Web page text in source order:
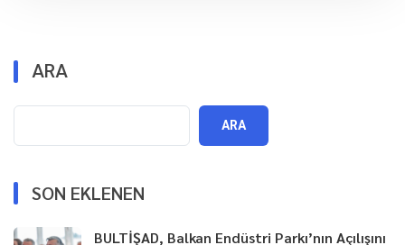
ARA
ARA
SON EKLENEN
BULTİŞAD, Balkan Endüstri Parkı’nın Açılışını